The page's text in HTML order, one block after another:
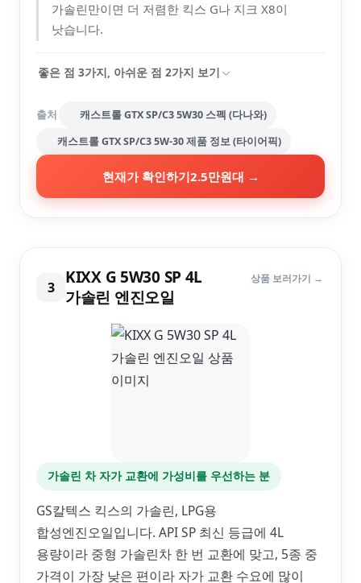
가솔린만이면 더 저렴한 킥스 G나 지크 X8이
낫습니다.
좋은 점 3가지, 아쉬운 점 2가지 보기
출처
캐스트롤 GTX SP/C3 5W30 스펙 (다나와)
캐스트롤 GTX SP/C3 5W-30 제품 정보 (타이어픽)
현재가 확인하기2.5만원대 →
3
KIXX G 5W30 SP 4L
가솔린 엔진오일
상품 보러가기 →
가솔린 차 자가 교환에 가성비를 우선하는 분
GS칼텍스 킥스의 가솔린, LPG용
합성엔진오일입니다. API SP 최신 등급에 4L
용량이라 중형 가솔린차 한 번 교환에 맞고, 5종 중
가격이 가장 낮은 편이라 자가 교환 수요에 많이